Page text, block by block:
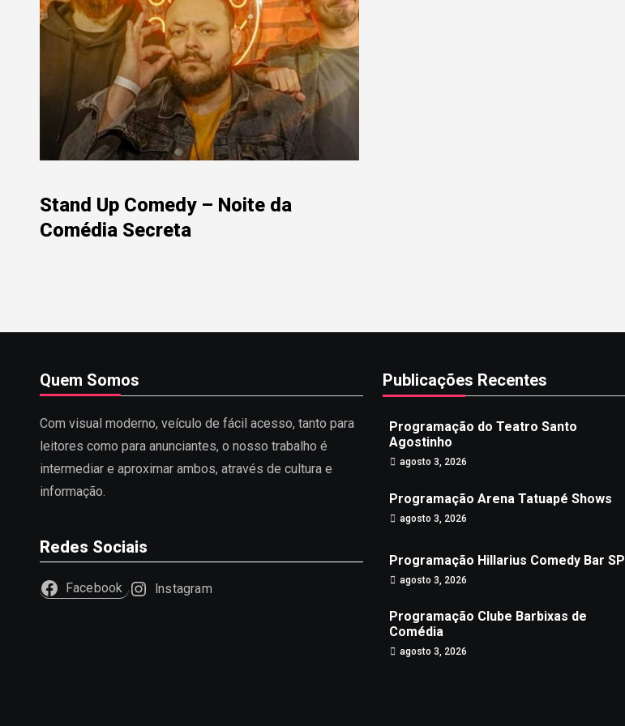
Stand Up Comedy – Noite da
Comédia Secreta
Quem Somos
Com visual moderno, veículo de fácil acesso, tanto para
leitores como para anunciantes, o nosso trabalho é
intermediar e aproximar ambos, através de cultura e
informação.
Redes Sociais
Facebook Instagram
Publicações Recentes
Programação do Teatro Santo
Agostinho
agosto 3, 2026
Programação Arena Tatuapé Shows
agosto 3, 2026
Programação Hillarius Comedy Bar SP
agosto 3, 2026
Programação Clube Barbixas de
Comédia
agosto 3, 2026